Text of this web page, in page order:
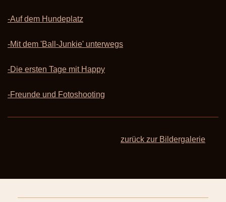
-Auf dem Hundeplatz
-Mit dem 'Ball-Junkie' unterwegs
-Die ersten Tage mit Happy
-Freunde und Fotoshooting
zurück zur Bildergalerie